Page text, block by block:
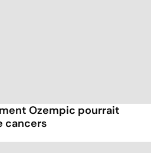
Ozempic pourrait
cancers